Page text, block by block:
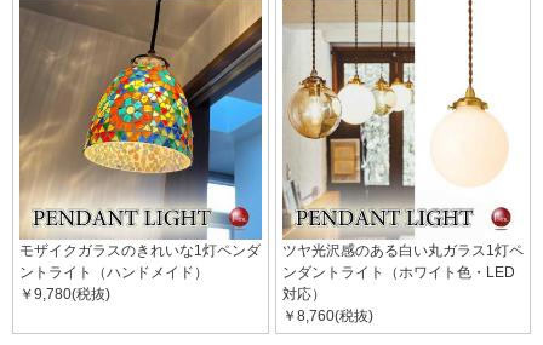
モザイクガラスのきれいな1灯ペンダ
ントライト（ハンドメイド）
￥9,780(税抜)
ツヤ光沢感のある白い丸ガラス1灯ペ
ンダントライト（ホワイト色・LED
対応）
￥8,760(税抜)